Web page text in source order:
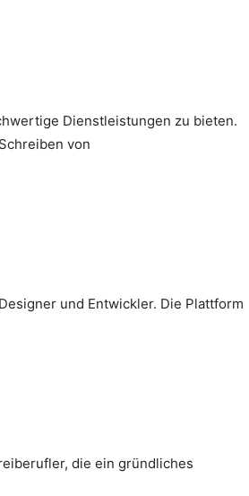
Dienstleistungen zu bieten.
von
und Entwickler. Die Plattform
die ein gründliches